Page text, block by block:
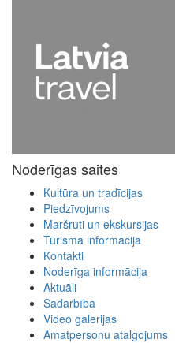
Noderīgas saites
Kultūra un tradīcijas
Piedzīvojums
Maršruti un ekskursijas
Tūrisma informācija
Kontakti
Noderīga informācija
Aktuāli
Sadarbība
Video galerijas
Amatpersonu atalgojums